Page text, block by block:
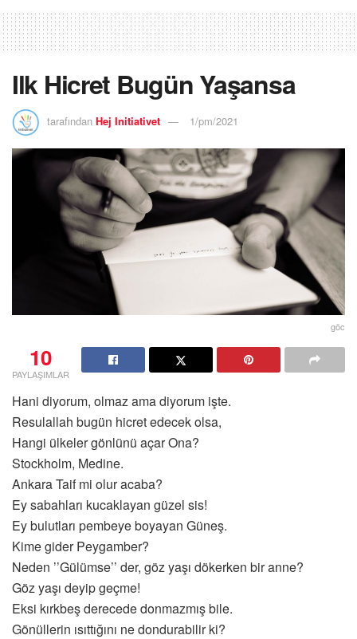
Ilk Hicret Bugün Yaşansa
tarafından Hej Initiativet 1/pm/2021
göc
10
PAYLAŞIMLAR
Hani diyorum, olmaz ama diyorum işte.
Resulallah bugün hicret edecek olsa,
Hangi ülkeler gönlünü açar Ona?
Stockholm, Medine.
Ankara Taif mi olur acaba?
Ey sabahları kucaklayan güzel sis!
Ey bulutları pembeye boyayan Güneş.
Kime gider Peygamber?
Neden ’’Gülümse’’ der, göz yaşı dökerken bir anne?
Göz yaşı deyip geçme!
Eksi kırkbeş derecede donmazmış bile.
Gönüllerin ısıttığını ne dondurabilir ki?